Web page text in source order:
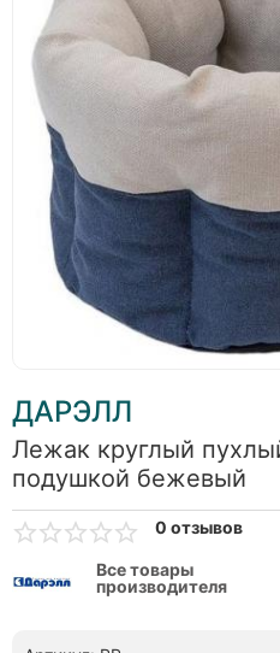
ДАРЭЛЛ
Лежак круглый
подушкой бежевый
0 отзывов
Все товары
производителя